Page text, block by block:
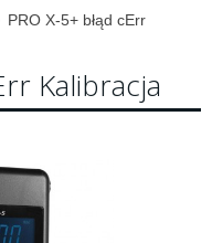
PRO X-5+ błąd cErr
Kalibracja